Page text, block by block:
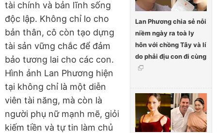
Lan Phương chia sẻ nỗi
niềm ngày ra toà ly
hôn với chồng Tây và lí
do phải địu con đi cùng
tài chính và bản lĩnh sống
độc lập. Không chỉ lo cho
bản thân, cô còn tạo dựng
tài sản vững chắc để đảm
bảo tương lai cho các con.
Hình ảnh Lan Phương hiện
tại không chỉ là một diễn
viên tài năng, mà còn là
người phụ nữ mạnh mẽ, giỏi
kiếm tiền và tự tin làm chủ